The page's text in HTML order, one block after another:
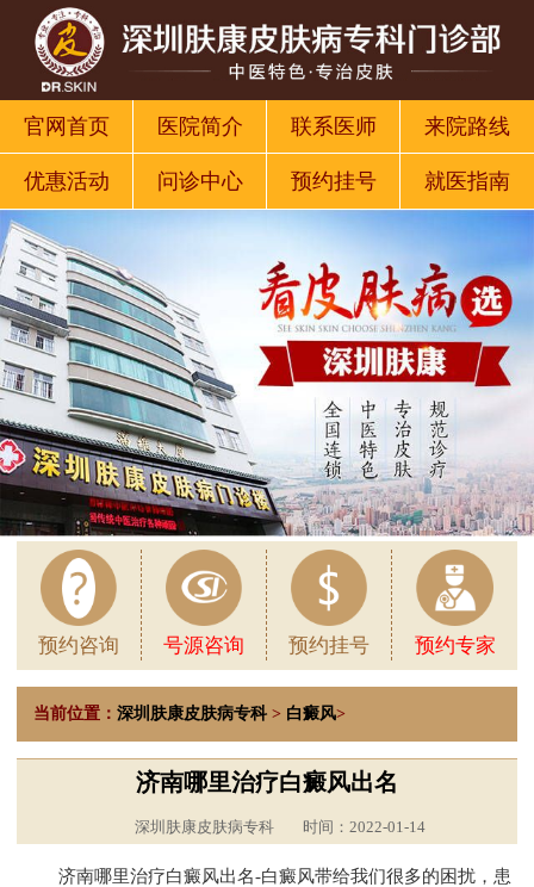
官网首页 医院简介 联系医师 来院路线
优惠活动 问诊中心 预约挂号 就医指南
预约咨询 号源咨询 预约挂号 预约专家
当前位置： 深圳肤康皮肤病专科 > 白癜风>
济南哪里治疗白癜风出名
深圳肤康皮肤病专科 时间：2022-01-14
济南哪里治疗白癜风出名-白癜风带给我们很多的困扰，患